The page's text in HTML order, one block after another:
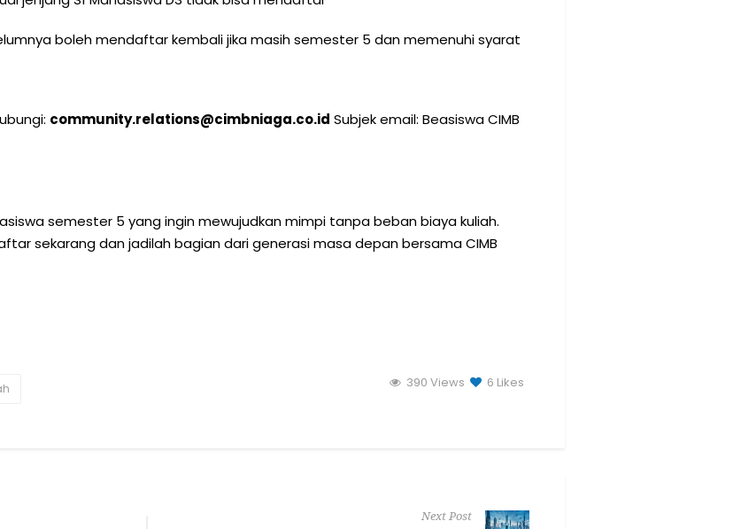
boleh mendaftar kembali jika masih semester 5 dan memenuhi syarat
community.relations@cimbniaga.co.id Subjek email: Beasiswa CIMB
semester 5 yang ingin mewujudkan mimpi tanpa beban biaya kuliah.
sekarang dan jadilah bagian dari generasi masa depan bersama CIMB
390 Views 6 Likes
Next Post